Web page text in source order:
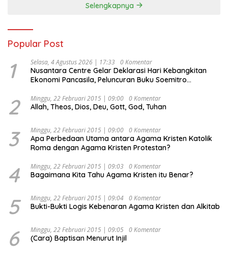
Selengkapnya
Popular Post
1 Selasa, 4 Agustus 2026 | 17:33 0 Komentar
Nusantara Centre Gelar Deklarasi Hari Kebangkitan
Ekonomi Pancasila, Peluncuran Buku Soemitro
Ekonomi Politik Indonesia) & Simposium Nasional
“Urgensi Undang-Undang Perekonomian Nasional dan
Indonesia Emas 2045”,
2 Minggu, 22 Februari 2015 | 09:00 0 Komentar
Allah, Theos, Dios, Deu, Gott, God, Tuhan
3 Minggu, 22 Februari 2015 | 09:00 0 Komentar
Apa Perbedaan Utama antara Agama Kristen Katolik
Roma dengan Agama Kristen Protestan?
4 Minggu, 22 Februari 2015 | 09:03 0 Komentar
Bagaimana Kita Tahu Agama Kristen itu Benar?
5 Minggu, 22 Februari 2015 | 09:04 0 Komentar
Bukti-Bukti Logis Kebenaran Agama Kristen dan Alkitab
6 Minggu, 22 Februari 2015 | 09:05 0 Komentar
(Cara) Baptisan Menurut Injil